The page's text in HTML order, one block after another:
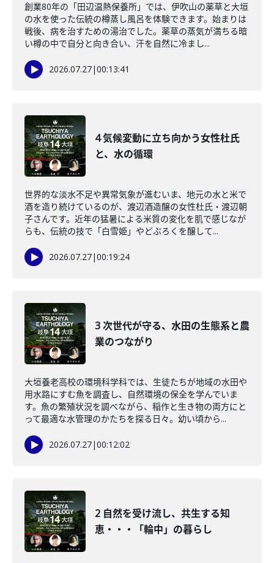
創業80年の「田辺温熱保養所」では、伊吹山の薬草と大垣
の水を使った伝統の樽蒸し風呂を体験できます。始まりは
戦後、病を治すための湯治でした。薬草の蒸気が満ちる暗
い樽の中で自分と向き合い、汗を自然に冷まし...
2026.07.27|00:13:41
4 気候変動に立ち向かう女性杜氏
と、水の循環
世界的な淡水不足や異常気象が進むいま、地元の水と米で
酒を造り続けているのが、渡辺酒造醸の女性杜氏・渡辺朝
子さんです。近年の猛暑による米質の変化を肌で感じなが
らも、伝統の技で「白雪姫」やどぶろくを醸して...
2026.07.27|00:19:24
3 次世代が守る、水田の生態系と農
業のつながり
大垣養老高校の環境科学科では、生徒たちが地域の水田や
用水路にすむ魚を調査し、自然環境の保全を学んでいま
す。魚の繁殖状況を調べながら、稲作と生き物の両方にと
って最適な水管理のかたちを探る日々。幼い頃から...
2026.07.27|00:12:02
2 自然を受け流し、共生する知
恵・・・「輪中」の暮らし